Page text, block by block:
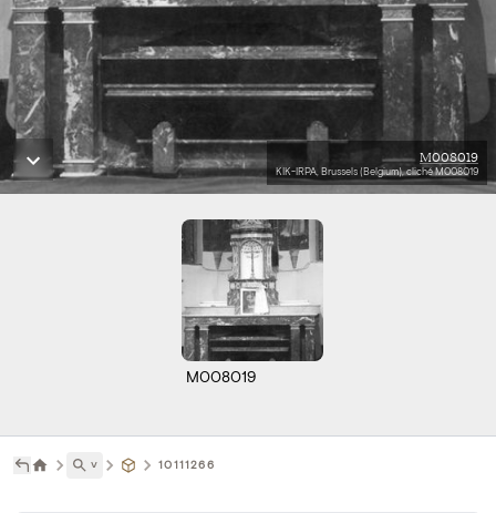
M008019
KIK-IRPA, Brussels (Belgium), cliché M008019
M008019
˅ 10111266